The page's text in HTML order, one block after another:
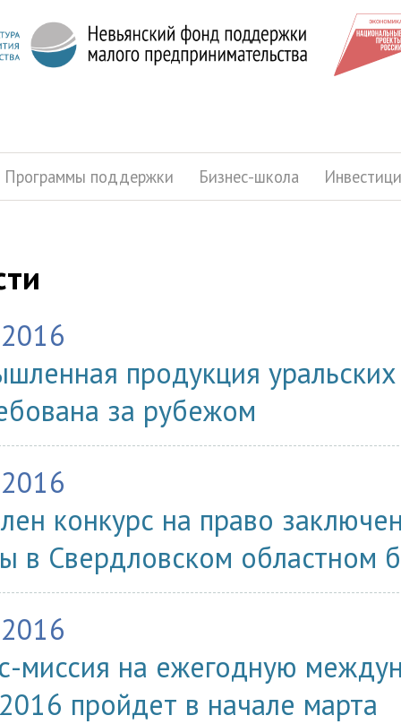
Программы поддержки Бизнес-школа
продукция
за рубежом
конкурс на право
в Свердловском областном
миссия на ежегодную
пройдет в начале марта